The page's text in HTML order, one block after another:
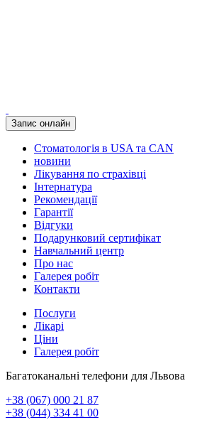
Запис онлайн
Стоматологія в USA та CAN
новини
Лікування по страхівці
Інтернатура
Рекомендації
Гарантії
Відгуки
Подарунковий сертифікат
Навчальний центр
Про нас
Галерея робіт
Контакти
Послуги
Лікарі
Ціни
Галерея робіт
Багатоканальні телефони для Львова
+38 (067) 000 21 87
+38 (044) 334 41 00